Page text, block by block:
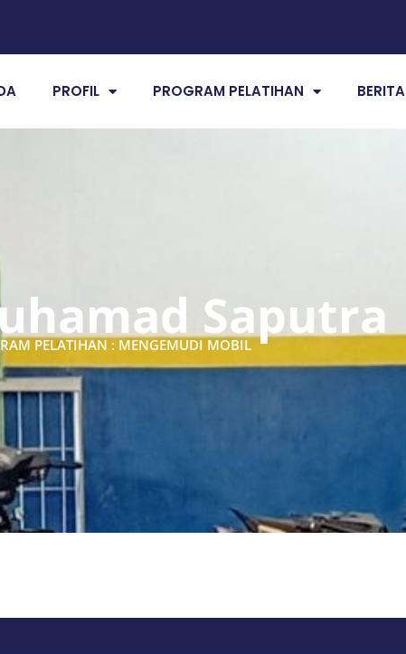
PROFIL PROGRAM PELATIHAN BERITA
Saputra
PELATIHAN : MENGEMUDI MOBIL